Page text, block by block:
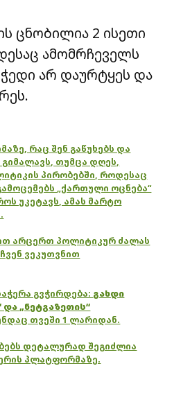
ცნობილია 2 ისეთი
ამომრჩეველს
არ დაურტყეს და
რაც შენ გაწუხებს და
თუმცა დღეს,
პირობებში, როდესაც
„ქართული ოცნება“
უკეტავს, ამას მარტო
არცერთ პოლიტიკურ ძალას
ვეკუთვნით
გვჭირდება: გახდი
„ნეტგაზეთის“
თვეში 1 ლარიდან.
დეტალურად შეგიძლია
პლატფორმაზე.